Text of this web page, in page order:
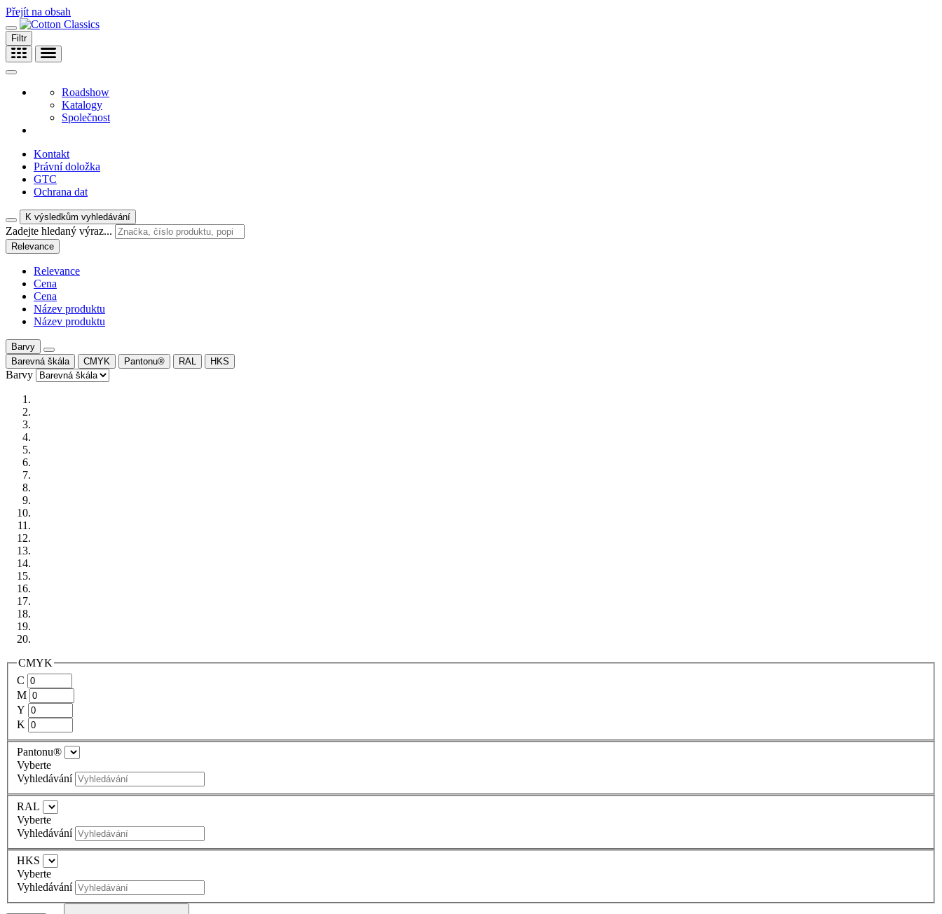
Přejít na obsah
Filtr
Roadshow
Katalogy
Společnost
Kontakt
Právní doložka
GTC
Ochrana dat
K výsledkům vyhledávání
Zadejte hledaný výraz...
Relevance
Relevance
Cena
Cena
Název produktu
Název produktu
Barvy
Barevná škála
CMYK Pantonu® RAL HKS
Barvy
CMYK
C
M
Y
K
Pantonu®
Vyberte
Vyhledávání
RAL
Vyberte
Vyhledávání
HKS
Vyberte
Vyhledávání